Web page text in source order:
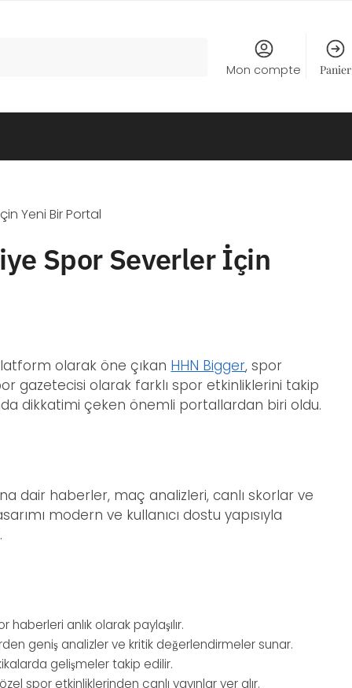
Mon compte
Panier
Yeni Bir Portal
Spor Severler İçin
olarak öne çıkan HHN Bigger, spor
gazetecisi olarak farklı spor etkinliklerini takip
dikkatimi çeken önemli portallardan biri oldu.
dair haberler, maç analizleri, canlı skorlar ve
modern ve kullanıcı dostu yapısıyla
haberleri anlık olarak paylaşılır.
geniş analizler ve kritik değerlendirmeler sunar.
gelişmeler takip edilir.
spor etkinliklerinden canlı yayınlar yer alır.